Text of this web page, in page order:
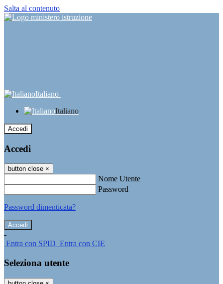
Salta al contenuto
Italiano
Italiano
Accedi
Accedi
button close ×
Nome Utente
Password
Password dimenticata?
-
Entra con SPID Entra con CIE
Seleziona utente